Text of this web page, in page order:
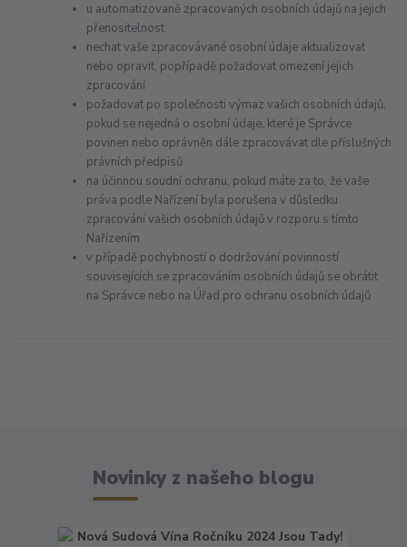
u automatizovaně zpracovaných osobních údajů na jejich
přenositelnost
nechat vaše zpracovávané osobní údaje aktualizovat
nebo opravit, popřípadě požadovat omezení jejich
zpracování
požadovat po společnosti výmaz vašich osobních údajů,
pokud se nejedná o osobní údaje, které je Správce
povinen nebo oprávněn dále zpracovávat dle příslušných
právních předpisů
na účinnou soudní ochranu, pokud máte za to, že vaše
práva podle Nařízení byla porušena v důsledku
zpracování vašich osobních údajů v rozporu s tímto
Nařízením
v případě pochybností o dodržování povinností
souvisejících se zpracováním osobních údajů se obrátit
na Správce nebo na Úřad pro ochranu osobních údajů
Novinky z našeho blogu